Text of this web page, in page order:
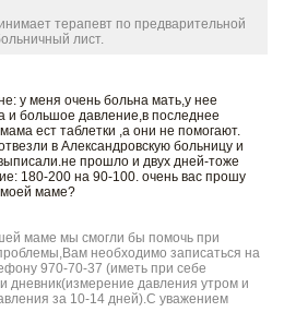
терапевт по предварительной
лист.
у меня очень больна мать,у нее
и большое давление,в последнее
ест таблетки ,а они не помогают.
в Александровскую больницу и
прошло и двух дней-тоже
180-200 на 90-100. очень вас прошу
моей маме?
маме мы смогли бы помочь при
необходимо записаться на
970-70-37 (иметь при себе
дневник(измерение давления утром и
за 10-14 дней).С уважением